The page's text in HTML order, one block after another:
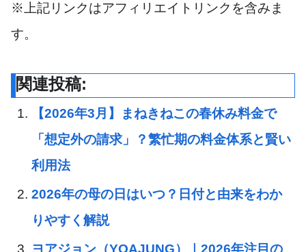
※上記リンクはアフィリエイトリンクを含みま
す。
関連投稿:
【2026年3月】まねきねこの春休み料金で
「想定外の請求」？繁忙期の料金体系と賢い
利用法
2026年の母の日はいつ？日付と由来をわか
りやすく解説
ヨアジョン（YOAJUNG）｜2026年注目の